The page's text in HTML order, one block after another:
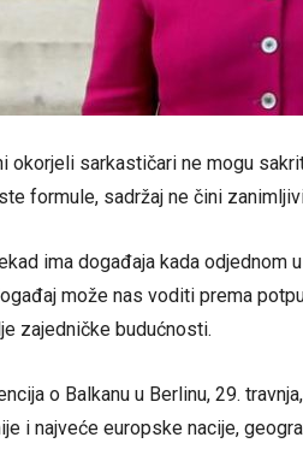
okorjeli sarkastičari ne mogu
formule, sadržaj ne čini
ima događaja kada odjednom
može nas voditi prema
zajedničke budućnosti.
o Balkanu u Berlinu, 29.
i najveće europske nacije,